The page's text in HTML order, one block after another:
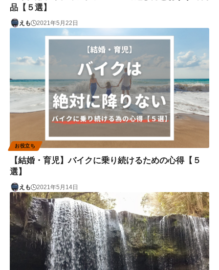
品【５選】
えも 2021年5月22日
お役立ち
【結婚・育児】バイクに乗り続けるための心得【５
選】
えも 2021年5月14日